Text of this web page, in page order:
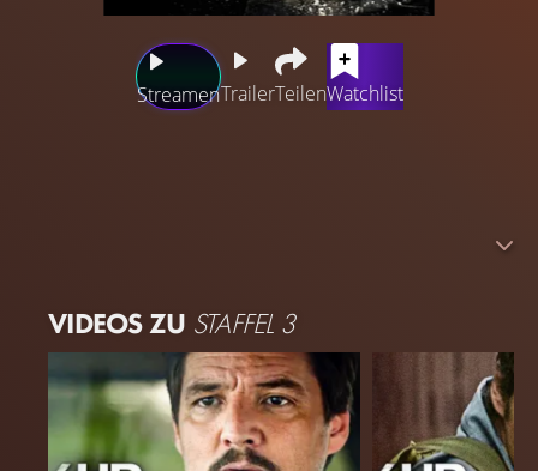
StreamenTrailerTeilenWatchlist
Drogenkriegs – und zwar von Anfang an. Im Zentrum der
VIDEOS ZU STAFFEL 3